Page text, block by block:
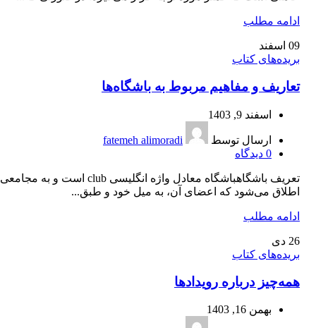
ادامه مطلب
09 اسفند
بریده‌های کتاب
تعاریف و مفاهیم مربوط به باشگاه‌ها
اسفند 9, 1403
ارسال توسط
fatemeh alimoradi
0 دیدگاه
تعریف باشگاهباشگاه معادل واژه انگلیسی club است و به مجامعی
اطلاق می‌شود که اعضای آن، به میل خود و طبق...
ادامه مطلب
26 دی
بریده‌های کتاب
همه‌چیز درباره رویدادها
بهمن 16, 1403